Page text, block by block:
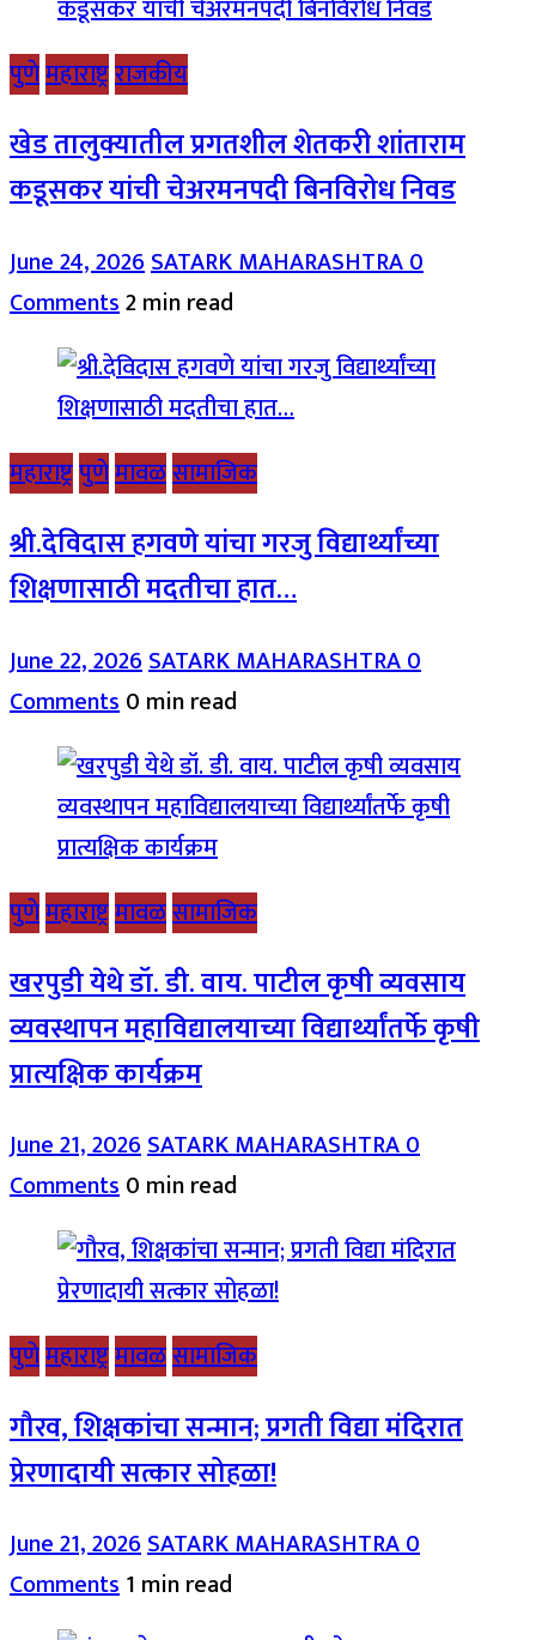
पुणेमहाराष्ट्रराजकीय
खेड तालुक्यातील प्रगतशील शेतकरी शांताराम
कडूसकर यांची चेअरमनपदी बिनविरोध निवड
June 24, 2026SATARK MAHARASHTRA0
Comments2 min read
महाराष्ट्रपुणेमावळसामाजिक
श्री.देविदास हगवणे यांचा गरजु विद्यार्थ्यांच्या
शिक्षणासाठी मदतीचा हात…
June 22, 2026SATARK MAHARASHTRA0
Comments0 min read
पुणेमहाराष्ट्रमावळसामाजिक
खरपुडी येथे डॉ. डी. वाय. पाटील कृषी व्यवसाय
व्यवस्थापन महाविद्यालयाच्या विद्यार्थ्यांतर्फे कृषी
प्रात्यक्षिक कार्यक्रम
June 21, 2026SATARK MAHARASHTRA0
Comments0 min read
पुणेमहाराष्ट्रमावळसामाजिक
गौरव, शिक्षकांचा सन्मान; प्रगती विद्या मंदिरात
प्रेरणादायी सत्कार सोहळा!
June 21, 2026SATARK MAHARASHTRA0
Comments1 min read